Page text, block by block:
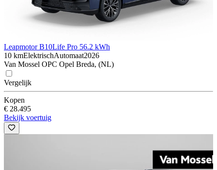
Leapmotor B10Life Pro 56.2 kWh
10 kmElektrischAutomaat2026
Van Mossel OPC Opel Breda, (NL)
Vergelijk
Kopen
€ 28.495
Bekijk voertuig